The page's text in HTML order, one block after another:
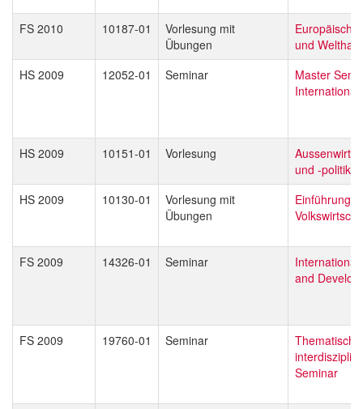
FS 2010 10187-01
Vorlesung mit
Übungen
und
HS 2009
12052-01 Seminar
Master
International
HS 2009 10151-01 Vorlesung
und -politik
HS 2009
10130-01
Vorlesung mit
Übungen
Einführung
FS 2009 14326-01 Seminar
International
and
FS 2009 19760-01 Seminar
Thematisch
Seminar